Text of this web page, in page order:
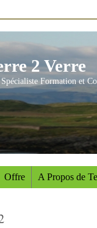
2 Verre
Spécialiste Formation et
Offre A Propos de